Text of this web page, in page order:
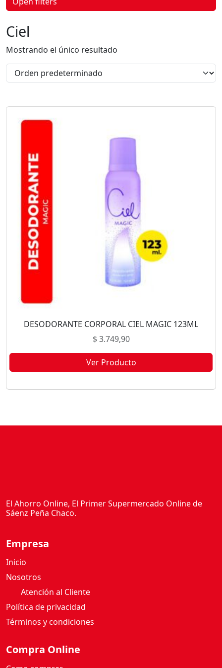
d
u
c
t
o
Ciel
Mostrando el único resultado
DESODORANTE CORPORAL CIEL MAGIC 123ML
$3.749,90
Ver Producto
El Ahorro Online, El Primer Supermercado Online de
Sáenz Peña Chaco.
Empresa
Inicio
Nosotros
Atención al Cliente
Política de privacidad
Términos y condiciones
Compra Online